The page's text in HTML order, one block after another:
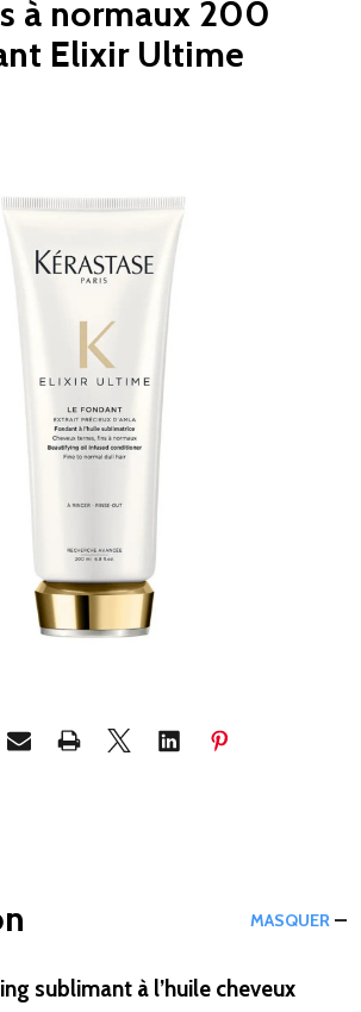
à normaux 200
Elixir Ultime
MASQUER
sublimant à l’huile cheveux